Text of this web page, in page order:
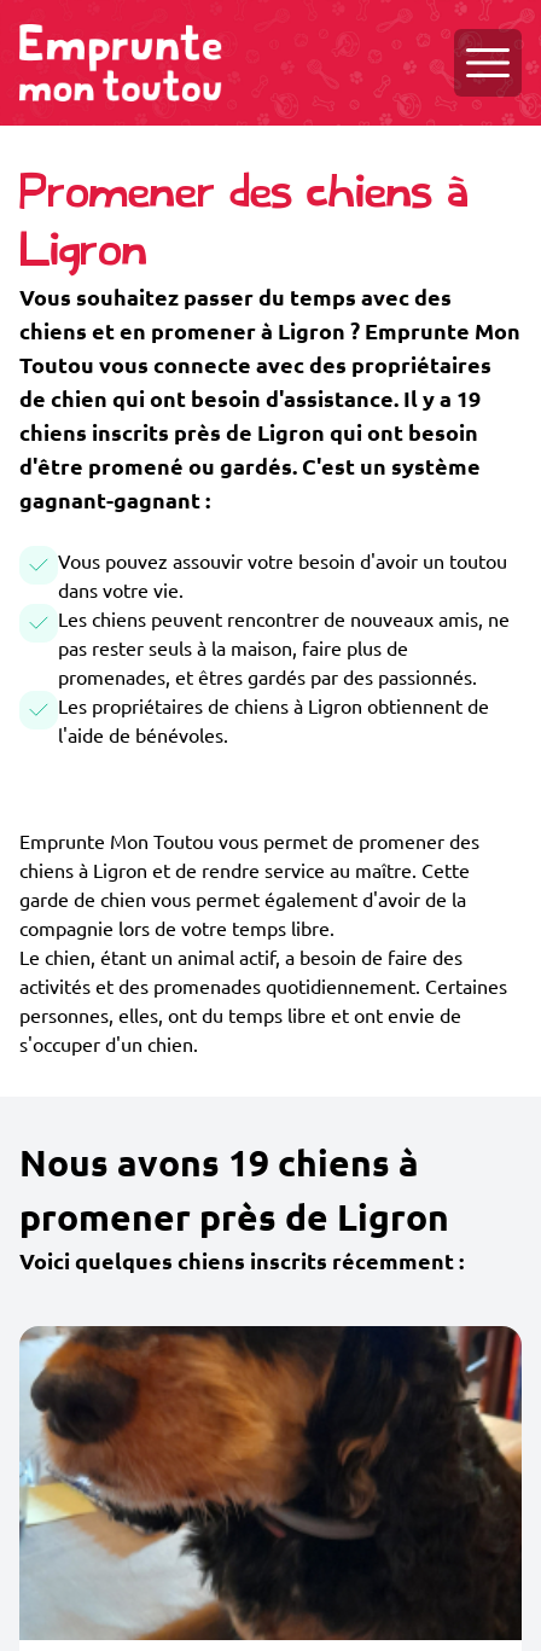
Promener des chiens à
Ligron
Vous souhaitez passer du temps avec des
chiens et en promener à Ligron ? Emprunte Mon
Toutou vous connecte avec des propriétaires
de chien qui ont besoin d'assistance. Il y a 19
chiens inscrits près de Ligron qui ont besoin
d'être promené ou gardés. C'est un système
gagnant-gagnant :
Vous pouvez assouvir votre besoin d'avoir un toutou
dans votre vie.
Les chiens peuvent rencontrer de nouveaux amis, ne
pas rester seuls à la maison, faire plus de
promenades, et êtres gardés par des passionnés.
Les propriétaires de chiens à Ligron obtiennent de
l'aide de bénévoles.
Emprunte Mon Toutou vous permet de promener des
chiens à Ligron et de rendre service au maître. Cette
garde de chien vous permet également d'avoir de la
compagnie lors de votre temps libre.
Le chien, étant un animal actif, a besoin de faire des
activités et des promenades quotidiennement. Certaines
personnes, elles, ont du temps libre et ont envie de
s'occuper d'un chien.
Nous avons 19 chiens à
promener près de Ligron
Voici quelques chiens inscrits récemment :